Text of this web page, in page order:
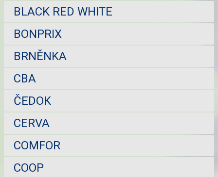
BLACK RED WHITE
BONPRIX
BRNĚNKA
CBA
ČEDOK
CERVA
COMFOR
COOP